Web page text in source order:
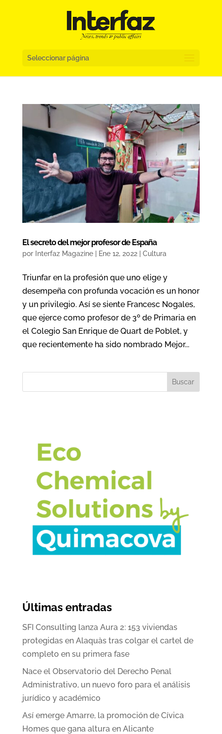
Seleccionar página
El secreto del mejor profesor de España
por Interfaz Magazine| Ene 12, 2022| Cultura
Triunfar en la profesión que uno elige y
desempeña con profunda vocación es un honor
y un privilegio. Así se siente Francesc Nogales,
que ejerce como profesor de 3º de Primaria en
el Colegio San Enrique de Quart de Poblet, y
que recientemente ha sido nombrado Mejor...
Buscar
Últimas entradas
SFI Consulting lanza Aura 2: 153 viviendas
protegidas en Alaquàs tras colgar el cartel de
completo en su primera fase
Nace el Observatorio del Derecho Penal
Administrativo, un nuevo foro para el análisis
jurídico y académico
Así emerge Amarre, la promoción de Cívica
Homes que gana altura en Alicante